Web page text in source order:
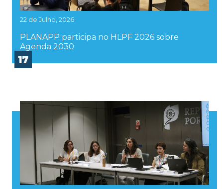
22 de Julho, 2026
PLANAPP participa no HLPF 2026 sobre
Agenda 2030
17